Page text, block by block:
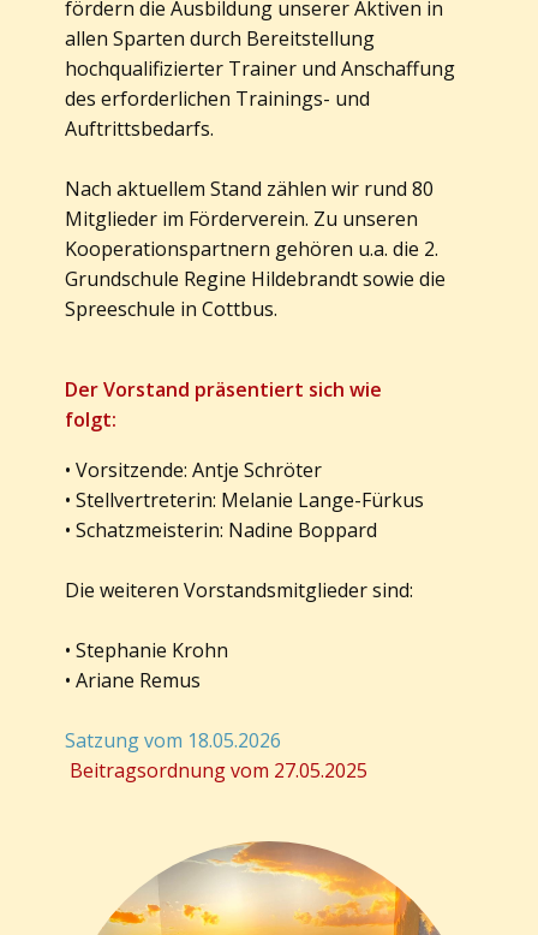
fördern die Ausbildung unserer Aktiven in
allen Sparten durch Bereitstellung
hochqualifizierter Trainer und Anschaffung
des erforderlichen Trainings- und
Auftrittsbedarfs.
Nach aktuellem Stand zählen wir rund 80
Mitglieder im Förderverein. Zu unseren
Kooperationspartnern gehören u.a. die 2.
Grundschule Regine Hildebrandt sowie die
Spreeschule in Cottbus.
Der Vorstand präsentiert sich wie
folgt:
• Vorsitzende: Antje Schröter
• Stellvertreterin: Melanie Lange-Fürkus
• Schatzmeisterin: ​Nadine Boppard
Die weiteren Vorstandsmitglieder sind:
• Stephanie Krohn
• ​Ariane Remus
Satzung vom 18.05.2026
Beitragsordnung vom 27.05.2025